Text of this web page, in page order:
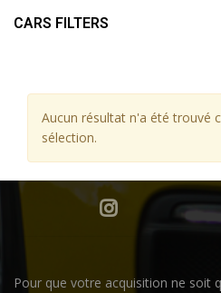
CARS FILTERS
Aucun résultat n'a été trouvé
sélection.
Pour que votre acquisition ne soit